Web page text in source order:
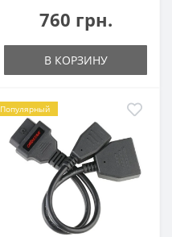
760 грн.
В КОРЗИНУ
Популярный